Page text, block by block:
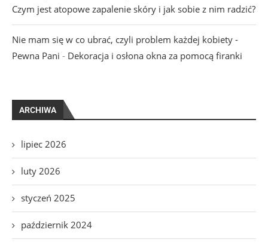
Czym jest atopowe zapalenie skóry i jak sobie z nim radzić?
Nie mam się w co ubrać, czyli problem każdej kobiety -
Pewna Pani - Dekoracja i osłona okna za pomocą firanki
ARCHIWA
lipiec 2026
luty 2026
styczeń 2025
październik 2024